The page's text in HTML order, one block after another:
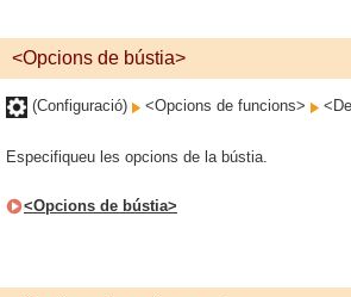
<Opcions de bústia>
(Configuració) <Opcions de funcions>
Especifiqueu les opcions de la bústia.
<Opcions de bústia>